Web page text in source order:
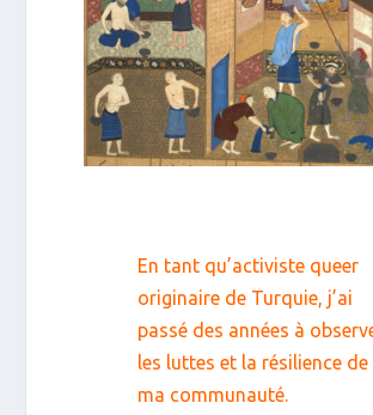
En tant qu’activiste queer
originaire de Turquie, j’ai
passé des années à
les luttes et la résilience de
ma communauté.